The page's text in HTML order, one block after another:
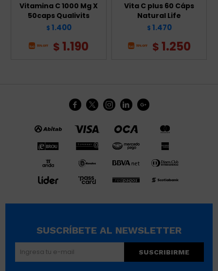
Vitamina C 1000 Mg X
50caps Qualivits
$ 1.400
$1.190
Vita C plus 60 Cáps
Natural Life
$ 1.470
$1.250
    
SUSCRÍBETE AL NEWSLETTER
SUSCRIBIRME